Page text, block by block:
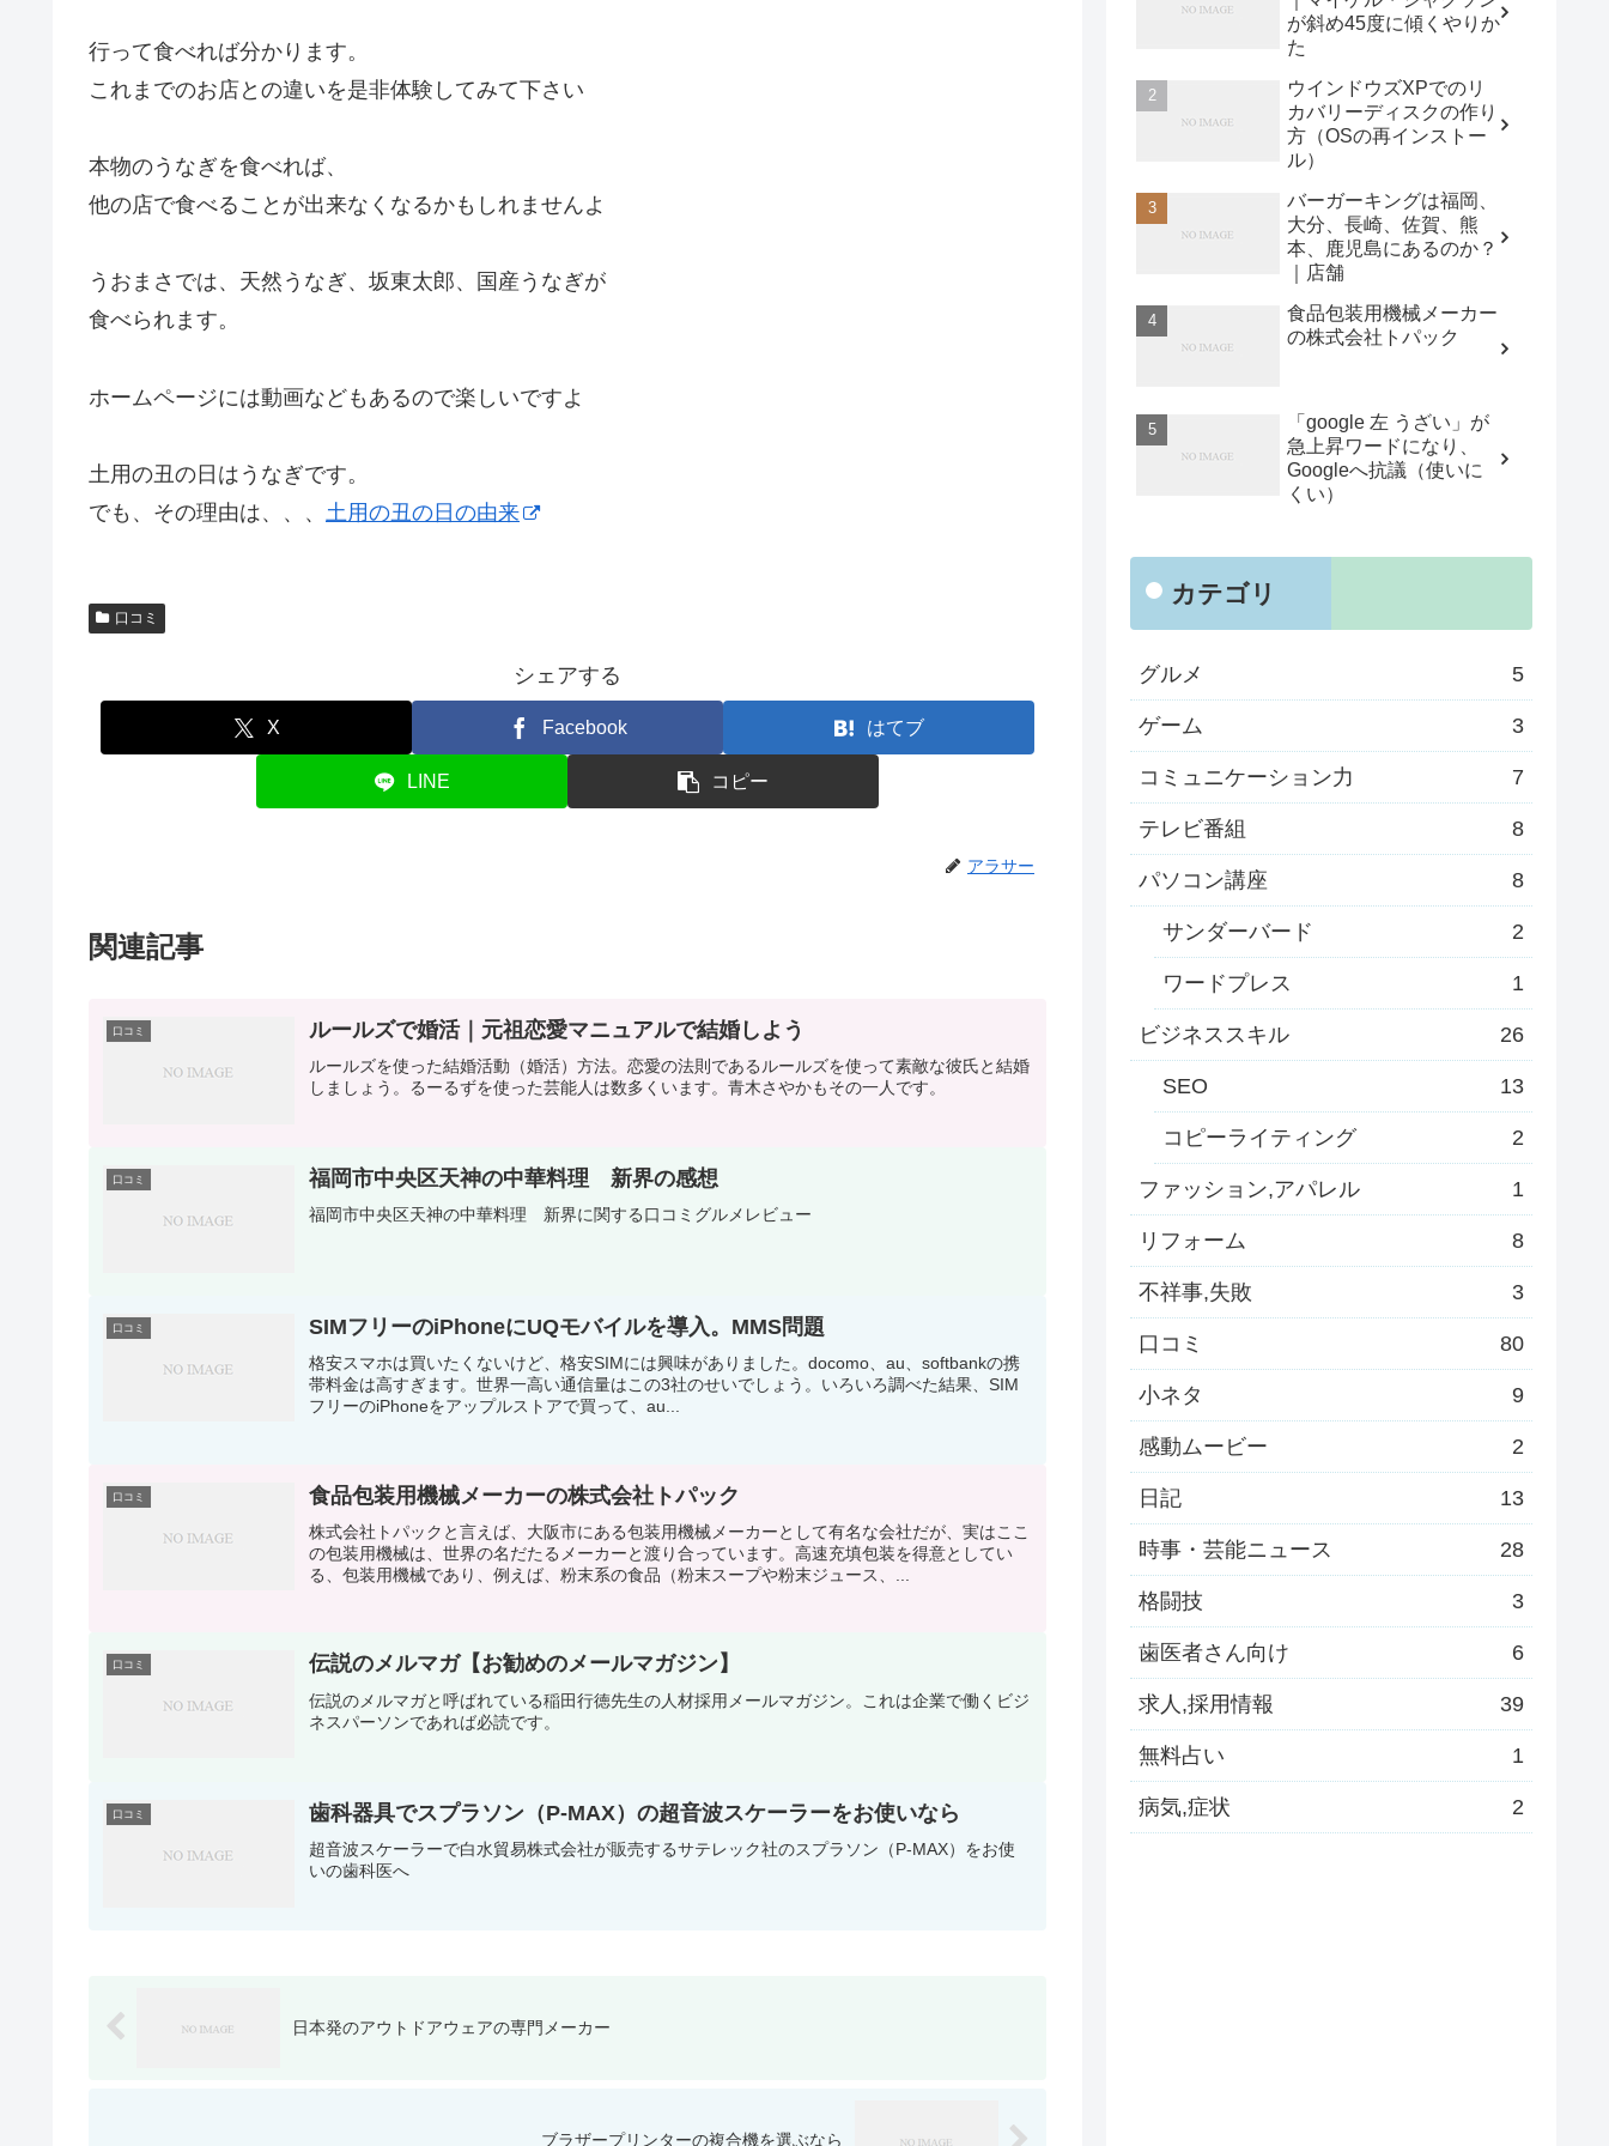
行って食べれば分かります。
これまでのお店との違いを是非体験してみて下さい
本物のうなぎを食べれば、
他の店で食べることが出来なくなるかもしれませんよ
うおまさでは、天然うなぎ、坂東太郎、国産うなぎが
食べられます。
ホームページには動画などもあるので楽しいですよ
土用の丑の日はうなぎです。
でも、その理由は、、、 土用の丑の日の由来
口コミ
シェアする
X Facebook はてブ
LINE コピー
アラサー
関連記事
口コミ ルールズで婚活｜元祖恋愛マニュアルで結婚しよう
ルールズを使った結婚活動（婚活）方法。恋愛の法則であるルールズを使って素敵な彼氏と結婚
しましょう。るーるずを使った芸能人は数多くいます。青木さやかもその一人です。
口コミ 福岡市中央区天神の中華料理 新界の感想
福岡市中央区天神の中華料理 新界に関する口コミグルメレビュー
口コミ SIMフリーのiPhoneにUQモバイルを導入。MMS問題
格安スマホは買いたくないけど、格安SIMには興味がありました。docomo、au、softbankの携
帯料金は高すぎます。世界一高い通信量はこの3社のせいでしょう。いろいろ調べた結果、SIM
フリーのiPhoneをアップルストアで買って、au...
口コミ 食品包装用機械メーカーの株式会社トパック
株式会社トパックと言えば、大阪市にある包装用機械メーカーとして有名な会社だが、実はここ
の包装用機械は、世界の名だたるメーカーと渡り合っています。高速充填包装を得意としてい
る、包装用機械であり、例えば、粉末系の食品（粉末スープや粉末ジュース、...
口コミ 伝説のメルマガ【お勧めのメールマガジン】
伝説のメルマガと呼ばれている稲田行徳先生の人材採用メールマガジン。これは企業で働くビジ
ネスパーソンであれば必読です。
口コミ 歯科器具でスプラソン（P-MAX）の超音波スケーラーをお使いなら
超音波スケーラーで白水貿易株式会社が販売するサテレック社のスプラソン（P-MAX）をお使
いの歯科医へ
日本発のアウトドアウェアの専門メーカー
ブラザープリンターの複合機を選ぶなら
が斜め45度に傾くやりか
た
ウインドウズXPでのリ
カバリーディスクの作り
方（OSの再インストー
ル）
バーガーキングは福岡、
大分、長崎、佐賀、熊
本、鹿児島にあるのか？
｜店舗
食品包装用機械メーカー
の株式会社トパック
「google 左 うざい」が
急上昇ワードになり、
Googleへ抗議（使いに
くい）
カテゴリ
グルメ 5
ゲーム 3
コミュニケーション力 7
テレビ番組 8
パソコン講座 8
サンダーバード 2
ワードプレス 1
ビジネススキル 26
SEO 13
コピーライティング 2
ファッション,アパレル 1
リフォーム 8
不祥事,失敗 3
口コミ 80
小ネタ 9
感動ムービー 2
日記 13
時事・芸能ニュース 28
格闘技 3
歯医者さん向け 6
求人,採用情報 39
無料占い 1
病気,症状 2